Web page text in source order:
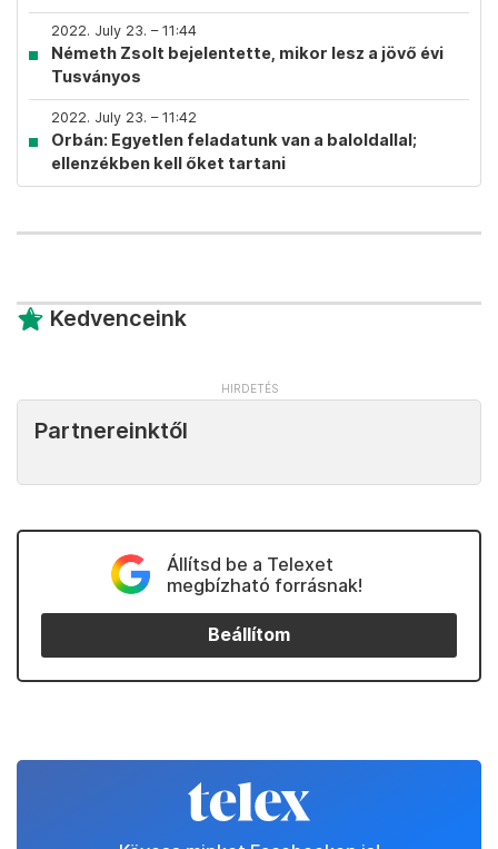
2022. July 23. – 11:44
Németh Zsolt bejelentette, mikor lesz a jövő évi
Tusványos
2022. July 23. – 11:42
Orbán: Egyetlen feladatunk van a baloldallal;
ellenzékben kell őket tartani
Kedvenceink
Partnereinktől
Állítsd be a Telexet
megbízható forrásnak!
Beállítom